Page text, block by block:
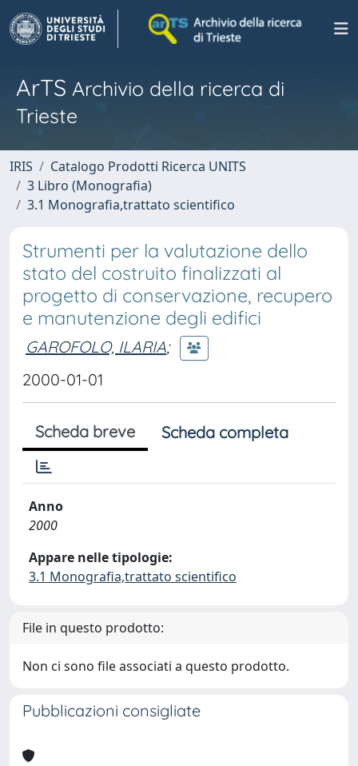
ArTS Archivio della ricerca di
Trieste
IRIS
Catalogo Prodotti Ricerca UNITS
3 Libro (Monografia)
3.1 Monografia,trattato scientifico
Strumenti per la valutazione dello
stato del costruito finalizzati al
progetto di conservazione, recupero
e manutenzione degli edifici
GAROFOLO, ILARIA;
2000-01-01
Scheda breve Scheda completa
Anno
2000
Appare nelle tipologie:
3.1 Monografia,trattato scientifico
File in questo prodotto:
Non ci sono file associati a questo prodotto.
Pubblicazioni consigliate